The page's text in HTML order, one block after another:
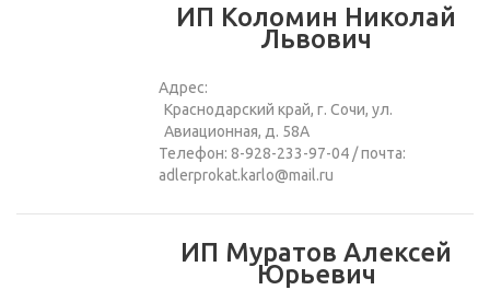
ИП Коломин Николай
Львович
Адрес:
Краснодарский край, г. Сочи, ул.
Авиационная, д. 58А
Телефон: 8-928-233-97-04 / почта:
adlerprokat.karlo@mail.ru
ИП Муратов Алексей
Юрьевич